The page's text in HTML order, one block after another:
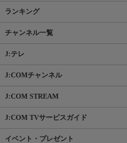
ランキング
チャンネル一覧
J:テレ
J:COMチャンネル
J:COM STREAM
J:COM TVサービスガイド
イベント・プレゼント